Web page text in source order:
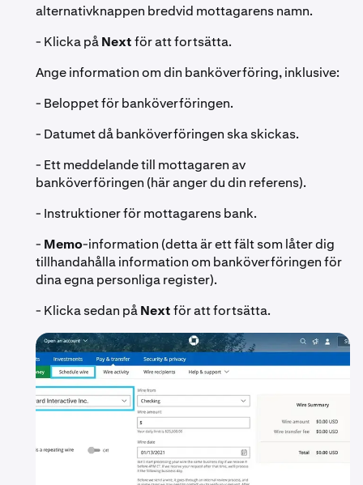
alternativknappen bredvid mottagarens namn.
- Klicka påNextför att fortsätta.
Ange information om din banköverföring, inklusive:
- Beloppet för banköverföringen.
- Datumet då banköverföringen ska skickas.
- Ett meddelande till mottagaren av
banköverföringen (här anger du din referens).
- Instruktioner för mottagarens bank.
- Memo-information (detta är ett fält som låter dig
tillhandahålla information om banköverföringen för
dina egna personliga register).
- Klicka sedan påNextför att fortsätta.